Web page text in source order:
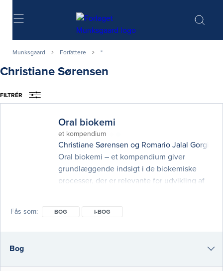
Søg
Munksgaard Forfattere *
Christiane Sørensen
FILTRÉR
Oral biokemi
et kompendium
Christiane Sørensen og Romario Jalal Gorgis
Oral biokemi – et kompendium giver
grundlæggende indsigt i de biokemiske
processer, der er relevante for udvikling af
ultrastrukturelle opbygning beskrives, og
begrebet kritisk pH forklares, ligesom
Fås som BOG I-BOG
Bog